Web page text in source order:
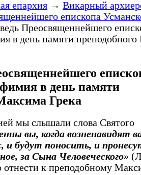
епархия → Викарный
епископа
Преосвященнейшего
в день памяти
в день памяти
Грека
мы слышали слова Святого
вы, когда возненавидят
и будут поносить, и
за Сына Человеческого»
к преподобному